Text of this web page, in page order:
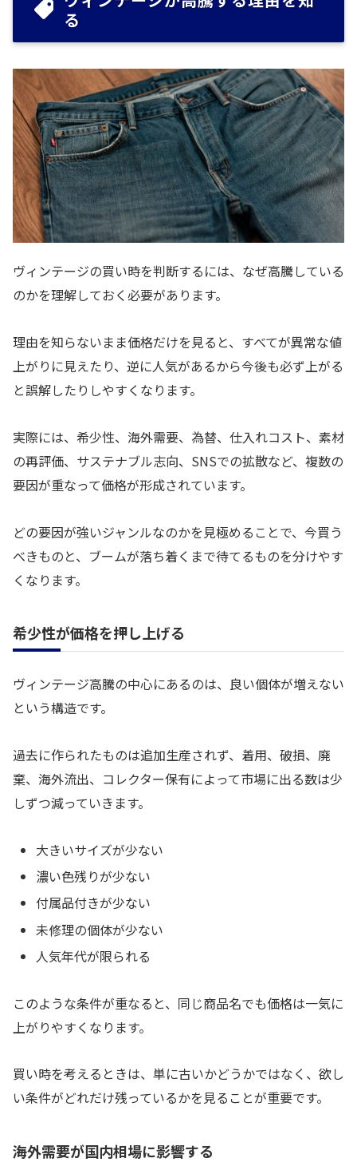
る
ヴィンテージの買い時を判断するには、なぜ高騰している
のかを理解しておく必要があります。
理由を知らないまま価格だけを見ると、すべてが異常な値
上がりに見えたり、逆に人気があるから今後も必ず上がる
と誤解したりしやすくなります。
実際には、希少性、海外需要、為替、仕入れコスト、素材
の再評価、サステナブル志向、SNSでの拡散など、複数の
要因が重なって価格が形成されています。
どの要因が強いジャンルなのかを見極めることで、今買う
べきものと、ブームが落ち着くまで待てるものを分けやす
くなります。
希少性が価格を押し上げる
ヴィンテージ高騰の中心にあるのは、良い個体が増えない
という構造です。
過去に作られたものは追加生産されず、着用、破損、廃
棄、海外流出、コレクター保有によって市場に出る数は少
しずつ減っていきます。
大きいサイズが少ない
濃い色残りが少ない
付属品付きが少ない
未修理の個体が少ない
人気年代が限られる
このような条件が重なると、同じ商品名でも価格は一気に
上がりやすくなります。
買い時を考えるときは、単に古いかどうかではなく、欲し
い条件がどれだけ残っているかを見ることが重要です。
海外需要が国内相場に影響する